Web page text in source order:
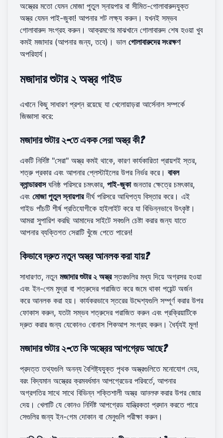
অস্ত্রের মতো যেমন মোজা পুতুল স্নায়পার বা সীমিত-গোলাবারুদযুক্ত
অস্ত্র যেমন পাই-জুকা! আপনার শট লক্ষ্য করুন। যখনই সম্ভব
গোলাবারুদ সংগ্রহ করুন। আক্রমণের মাঝখানে গোলাবারুদ শেষ হওয়া খুব
কমই মজাদার (আপনার জন্য, তবে)। ভাল গোলাবারুদের সংরক্ষণ
অপরিহার্য।
মজাদার শুটার ২ অস্ত্র গাইড
এখানে কিছু সাধারণ প্রশ্ন রয়েছে যা খেলোয়াড়রা আর্সেনাল সম্পর্কে
জিজ্ঞাসা করে:
মজাদার শুটার ২-তে একক সেরা অস্ত্র কী?
একটি নির্দিষ্ট "সেরা" অস্ত্র কমই থাকে, কারণ কার্যকারিতা প্রায়শই স্তর,
শত্রু প্রকার এবং আপনার প্লেস্টাইলের উপর নির্ভর করে। বাবল
ব্লান্ডারবাসঘনিষ্ঠ পরিসরে চমৎকার, পাই-জুকাজনতার ক্ষেত্রে চমৎকার,
এবং মোজা পুতুল স্নায়পারদীর্ঘ পরিসরে আধিপত্য বিস্তার করে। এই
গাইড পাঁচটি শীর্ষ প্রতিযোগীকে হাইলাইট করে যা বিভিন্নভাবে উৎকৃষ্ট।
আমরা সুপারিশ করছি আমাদের সাইটেসবগুলি চেষ্টা করার জন্য যাতে
আপনার ব্যক্তিগত সেরাটি খুঁজে পেতে পারেন!
কিভাবে দ্রুত নতুন অস্ত্র আনলক করা যায়?
সাধারণত, নতুন মজাদার শুটার ২ অস্ত্রস্তরগুলির মধ্য দিয়ে অগ্রসর হওয়া
এবং ইন-গেম মুদ্রা বা শত্রুদের পরাজিত করে জমে থাকা পয়েন্ট অর্জন
করে আনলক করা হয়। কার্যকরভাবে স্তরের উদ্দেশ্যগুলি সম্পূর্ণ করার উপর
ফোকাস করুন, যতটা সম্ভব শত্রুদের পরাজিত করুন এবং প্রক্রিয়াটিকে
দ্রুত করার জন্য যেকোনও বোনাস পিকআপ সংগ্রহ করুন। ধৈর্য্যই মূল!
মজাদার শুটার ২-তে কি অস্ত্রের আপগ্রেড আছে?
প্রদত্ত তথ্যগুলি অনন্য বৈশিষ্ট্যযুক্ত পৃথক অস্ত্রগুলিতে মনোযোগ দেয়,
বরং বিদ্যমান অস্ত্রের ক্রমবর্ধমান আপগ্রেডের পরিবর্তে, আপনার
অগ্রগতির সাথে সাথে বিভিন্ন শক্তিশালী অস্ত্র আনলককরার উপর জোর
দেয়। খেলাটি যে কোনও নির্দিষ্ট আপগ্রেড যান্ত্রিকতা প্রদান করতে পারে
সেগুলির জন্য ইন-গেম দোকান বা মেনুগুলি পরীক্ষা করুন।